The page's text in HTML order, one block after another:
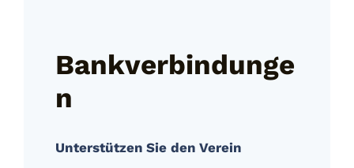
Bankverbindunge
n
Unterstützen Sie den Verein